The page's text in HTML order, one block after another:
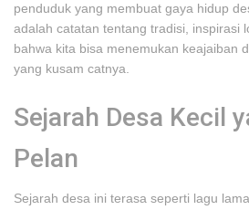
penduduk yang membuat gaya hidup
adalah catatan tentang tradisi, inspirasi
bahwa kita bisa menemukan keajaiban
yang kusam catnya.
Sejarah Desa Kecil
Pelan
Sejarah desa ini terasa seperti lagu